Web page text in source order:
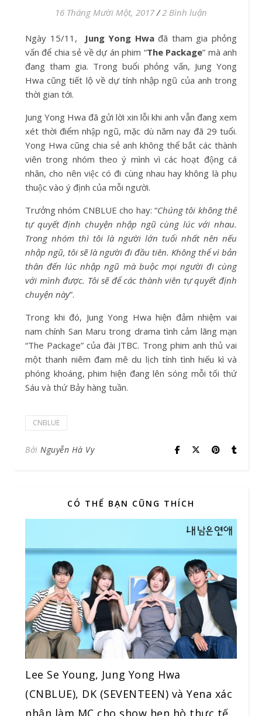
16 Tháng Mười Một, 2017 / 2 Bình luận
Ngày 15/11, Jung Yong Hwađã tham gia phỏng
vấn để chia sẻ về dự án phim “The Package” mà anh
đang tham gia. Trong buổi phỏng vấn, Jung Yong
Hwa cũng tiết lộ về dự tính nhập ngũ của anh trong
thời gian tới.
Jung Yong Hwa đã gửi lời xin lỗi khi anh vẫn đang xem
xét thời điểm nhập ngũ, mặc dù năm nay đã 29 tuổi.
Yong Hwa cũng chia sẻ anh không thể bắt các thành
viên trong nhóm theo ý mình vì các hoạt động cá
nhân, cho nên việc có đi cùng nhau hay không là phụ
thuộc vào ý định của mỗi người.
Trưởng nhóm CNBLUE cho hay: “Chúng tôi không thể
tự quyết định chuyện nhập ngũ cùng lúc với nhau.
Trong nhóm thì tôi là người lớn tuổi nhất nên nếu
nhập ngũ, tôi sẽ là người đi đầu tiên. Không thể vì bản
thân đến lúc nhập ngũ mà buộc mọi người đi cùng
với mình được. Tôi sẽ để các thành viên tự quyết định
chuyện này”.
Trong khi đó, Jung Yong Hwa hiện đảm nhiệm vai
nam chính San Maru trong drama tình cảm lãng mạn
“The Package” của đài JTBC. Trong phim anh thủ vai
một thanh niêm đam mê du lịch tính tình hiếu kì và
phóng khoáng, phim hiện đang lên sóng mỗi tối thứ
Sáu và thứ Bảy hàng tuần.
CNBLUE
Bởi Nguyễn Hà Vy
CÓ THỂ BẠN CŨNG THÍCH
Lee Se Young, Jung Yong Hwa
(CNBLUE), DK (SEVENTEEN) và Yena xác
nhận làm MC cho show hẹn hò thực tế